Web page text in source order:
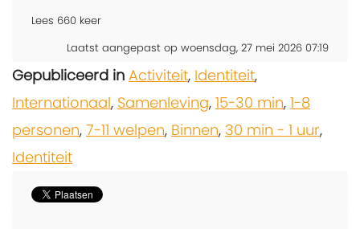
Lees 660 keer
Laatst aangepast op woensdag, 27 mei 2026 07:19
Gepubliceerd in Activiteit, Identiteit,
Internationaal, Samenleving, 15-30 min, 1-8
personen, 7-11 welpen, Binnen, 30 min - 1 uur,
Identiteit